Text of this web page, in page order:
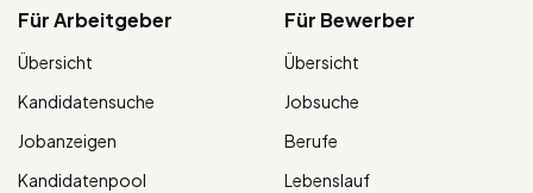
Für Arbeitgeber
Übersicht
Kandidatensuche
Jobanzeigen
Kandidatenpool
Für Bewerber
Übersicht
Jobsuche
Berufe
Lebenslauf